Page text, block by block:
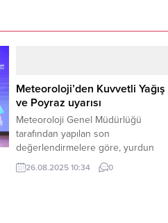
Meteoroloji’den Kuvvetli Yağış
ve Poyraz uyarısı
Meteoroloji Genel Müdürlüğü
tarafından yapılan son
değerlendirmelere göre, yurdun
bazı kesimlerinde kuvvetli rüzgar
ve yerel sağanak yağışlar
26.08.2025 10:34 0